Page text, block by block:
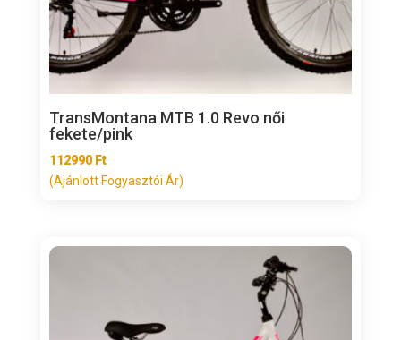
TransMontana MTB 1.0 Revo női
fekete/pink
112990 Ft
(Ajánlott Fogyasztói Ár)